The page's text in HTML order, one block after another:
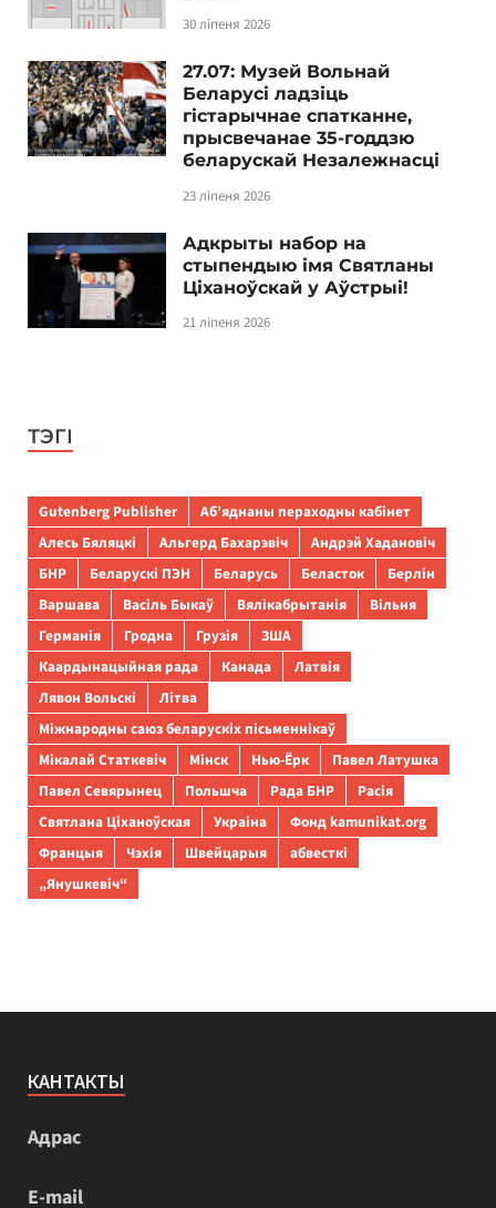
30 ліпеня 2026
27.07: Музей Вольнай
Беларусі ладзіць
гістарычнае спатканне,
прысвечанае 35-годдзю
беларускай Незалежнасці
23 ліпеня 2026
Адкрыты набор на
стыпендыю імя Святланы
Ціханоўскай у Аўстрыі!
21 ліпеня 2026
ТЭГІ
Gutenberg Publisher
Аб’яднаны пераходны кабінет
Алесь Бяляцкі
Альгерд Бахарэвіч
Андрэй Хадановіч
БНР
Беларускі ПЭН Беларусь Беласток
Берлін
Варшава
Васіль Быкаў Вялікабрытанія
Вільня
Германія
Гродна Грузія
ЗША
Каардынацыйная рада
Канада
Латвія
Лявон Вольскі
Літва
Міжнародны саюз беларускіх пісьменнікаў
Мікалай Статкевіч
Мінск Нью-Ёрк
Павел Латушка
Павел Севярынец
Польшча Рада БНР
Расія
Святлана Ціханоўская
Украіна
Фонд kamunikat.org
Францыя
Чэхія Швейцарыя
абвесткі
„Янушкевіч“
КАНТАКТЫ
Адрас
E-mail